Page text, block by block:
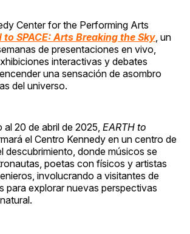
Center for the Performing Arts
to SPACE: Arts Breaking the Sky , un
de presentaciones en vivo,
interactivas y debates
una sensación de asombro
del universo.
20 de abril de 2025, EARTH to
el Centro Kennedy en un centro de
descubrimiento, donde músicos se
poetas con físicos y artistas
involucrando a visitantes de
para explorar nuevas perspectivas